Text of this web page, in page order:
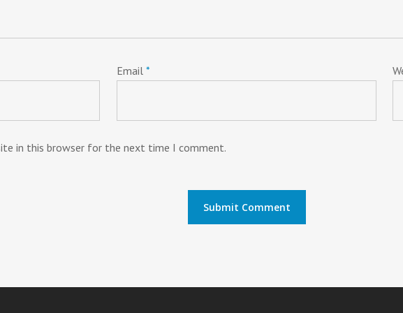
Email *
in this browser for the next time I comment.